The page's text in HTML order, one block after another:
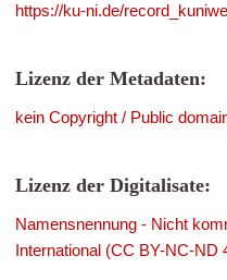
https://ku-ni.de/
Lizenz der Metadaten:
kein Copyright / Public
Lizenz der Digitalisate:
Namensnennung - Nicht
International (CC BY-NC-ND